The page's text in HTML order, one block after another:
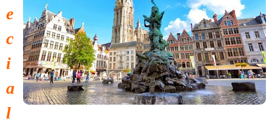
e
c
i
a
l